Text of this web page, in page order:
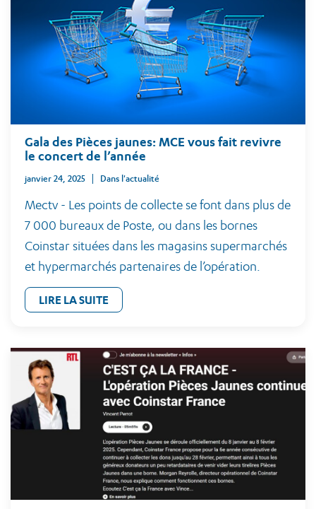
Gala des Pièces jaunes: MCE vous fait revivre
le concert de l’année
janvier 24, 2025 Dans l'actualité
Mectv - Les points de collecte se font dans plus de
7 000 bureaux de Poste, ou dans les bornes
Coinstar situées dans les magasins supermarchés
et hypermarchés partenaires de l’opération.
LIRE LA SUITE